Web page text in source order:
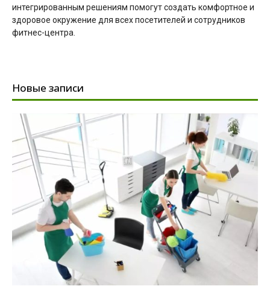
интегрированным решениям помогут создать комфортное и
здоровое окружение для всех посетителей и сотрудников
фитнес-центра.
Новые записи